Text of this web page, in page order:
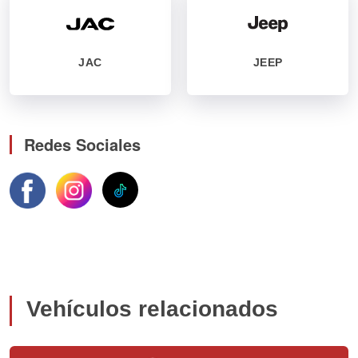
JAC JEEP
Redes Sociales
Vehículos relacionados